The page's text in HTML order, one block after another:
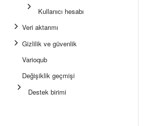
Kullanıcı hesabı
Veri aktarımı
Gizlilik ve güvenlik
Varioqub
Değişiklik geçmişi
Destek birimi